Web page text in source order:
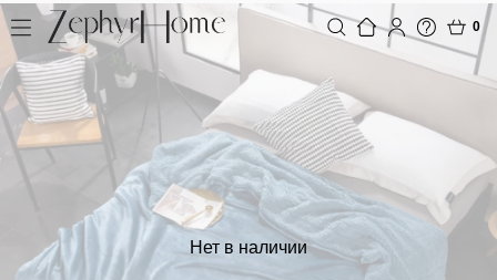
0
Нет в наличии